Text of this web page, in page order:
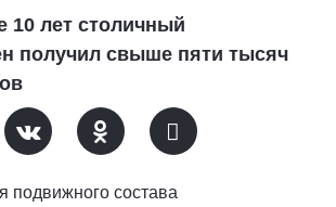
10 лет столичный
получил свыше пяти тысяч
подвижного состава